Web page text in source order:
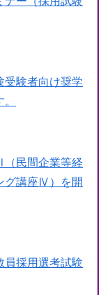
受験者向け奨学
（民間企業等経
グ講座Ⅳ）を開
員採用選考試験